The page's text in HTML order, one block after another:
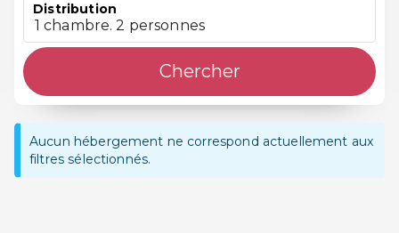
Distribution
1 chambre. 2 personnes
Chercher
Aucun hébergement ne correspond actuellement aux
filtres sélectionnés.